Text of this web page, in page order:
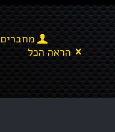
מחברים
הראה הכל